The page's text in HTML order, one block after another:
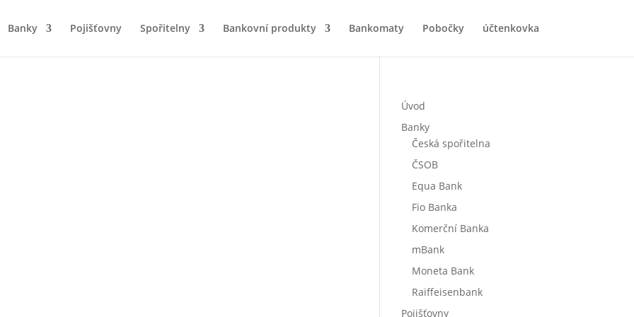
Banky Pojišťovny Spořitelny Bankovní produkty Bankomaty Pobočky účtenkovka
Úvod
Banky
Česká spořitelna
ČSOB
Equa Bank
Fio Banka
Komerční Banka
mBank
Moneta Bank
Raiffeisenbank
Pojišťovny